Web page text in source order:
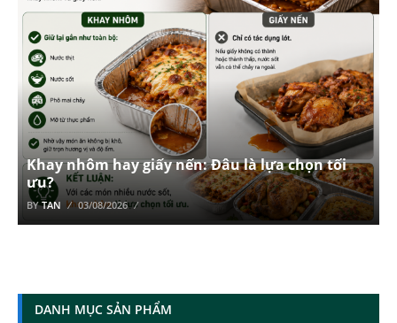
Khay nhôm hay giấy nến: Đâu là lựa chọn tối
ưu?
BYTAN 03/08/2026
DANH MỤC SẢN PHẨM